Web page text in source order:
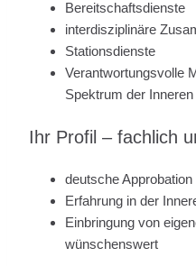
Bereitschaftsdienste
interdisziplinäre
Stationsdienste
Verantwortungsvolle
Spektrum der
Ihr Profil – fachlich
deutsche Approbation
Erfahrung in der
Einbringung von
wünschenswert